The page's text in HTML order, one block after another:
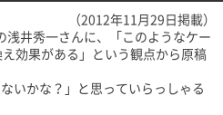
（2012年11月29日掲載）
浅井秀一さんに、「このようなケー
効果がある」という観点から原稿
いかな？」と思っていらっしゃる